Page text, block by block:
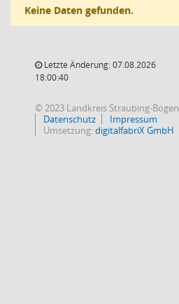
Keine Daten gefunden.
Letzte Änderung: 07.08.2026
18:00:40
© 2023 Landkreis Straubing-Bogen
Datenschutz
Impressum
Umsetzung:digitalfabriX GmbH